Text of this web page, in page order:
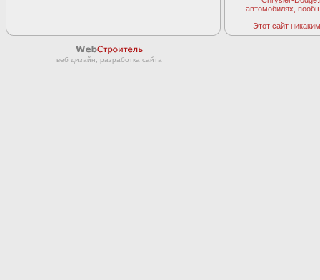
автомобилях,
Этот сайт
веб дизайн, разработка сайта